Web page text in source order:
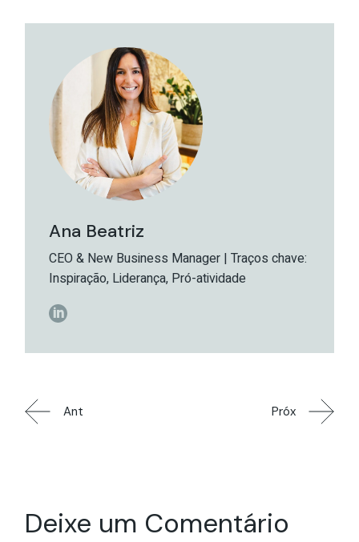
Ana Beatriz
CEO & New Business Manager | Traços chave:
Inspiração, Liderança, Pró-atividade
Ant Próx
Deixe um Comentário